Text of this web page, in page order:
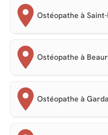
Ostéopathe à
Ostéopathe à
Ostéopathe à